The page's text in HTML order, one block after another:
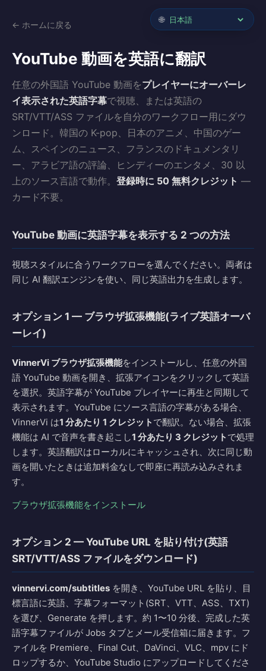
← ホームに戻る
YouTube 動画を英語に翻訳
任意の外国語 YouTube 動画をプレイヤーにオーバーレ
イ表示された英語字幕で視聴、または英語の
SRT/VTT/ASS ファイルを自分のワークフロー用にダウ
ンロード。韓国の K-pop、日本のアニメ、中国のゲー
ム、スペインのニュース、フランスのドキュメンタリ
ー、アラビア語の評論、ヒンディーのエンタメ、30 以
上のソース言語で動作。 登録時に 50 無料クレジット —
カード不要。
YouTube 動画に英語字幕を表示する 2 つの方法
視聴スタイルに合うワークフローを選んでください。両者は
同じ AI 翻訳エンジンを使い、同じ英語出力を生成します。
オプション 1 — ブラウザ拡張機能(ライブ英語オーバ
ーレイ)
VinnerVi ブラウザ拡張機能をインストールし、任意の外国
語 YouTube 動画を開き、拡張アイコンをクリックして英語
を選択。英語字幕が YouTube プレイヤーに再生と同期して
表示されます。YouTube にソース言語の字幕がある場合、
VinnerVi は1 分あたり 1 クレジット で翻訳。ない場合、拡張
機能は AI で音声を書き起こし1 分あたり 3 クレジット で処理
します。英語翻訳はローカルにキャッシュされ、次に同じ動
画を開いたときは追加料金なしで即座に再読み込みされま
す。
ブラウザ拡張機能をインストール
オプション 2 — YouTube URL を貼り付け(英語
SRT/VTT/ASS ファイルをダウンロード)
vinnervi.com/subtitles を開き、YouTube URL を貼り、目
標言語に英語、字幕フォーマット(SRT、VTT、ASS、TXT)
を選び、Generate を押します。約 1〜10 分後、完成した英
語字幕ファイルが Jobs タブとメール受信箱に届きます。フ
ァイルを Premiere、Final Cut、DaVinci、VLC、mpv にド
ロップするか、YouTube Studio にアップロードしてくださ
🌐